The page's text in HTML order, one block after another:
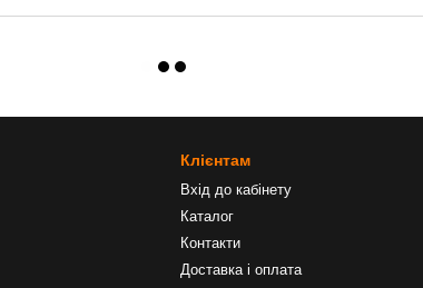
Клієнтам
Вхід до кабінету
Каталог
Контакти
Доставка і оплата